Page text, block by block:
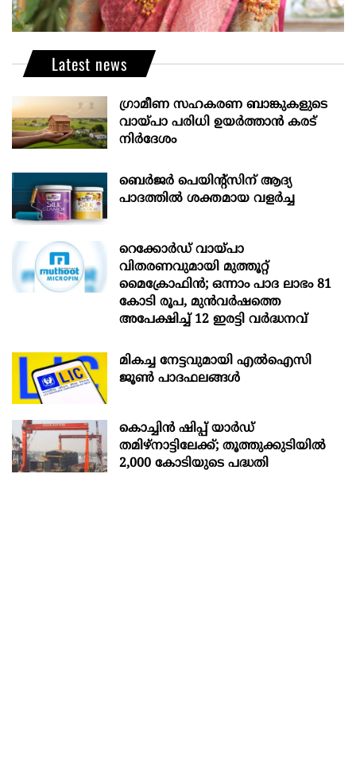
Latest news
ഗ്രാമീണ സഹകരണ ബാങ്കുകളുടെ
വായ്പാ പരിധി ഉയർത്താൻ കരട്
നിർദേശം
ബെർജർ പെയിന്റ്സിന് ആദ്യ
പാദത്തിൽ ശക്തമായ വളർച്ച
റെക്കോർഡ് വായ്പാ
വിതരണവുമായി മുത്തൂറ്റ്
മൈക്രോഫിൻ; ഒന്നാം പാദ ലാഭം 81
കോടി രൂപ, മുൻവർഷത്തെ
അപേക്ഷിച്ച് 12 ഇരട്ടി വർദ്ധനവ്
മികച്ച നേട്ടവുമായി എൽഐസി
ജൂൺ പാദഫലങ്ങൾ
കൊച്ചിന്‍ ഷിപ്പ് യാർഡ്
തമിഴ്നാട്ടിലേക്ക്; തൂത്തുക്കുടിയിൽ
2,000 കോടിയുടെ പദ്ധതി